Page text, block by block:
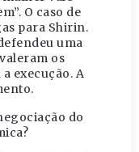
O caso de
para Shirin.
uma
os
execução. A
do